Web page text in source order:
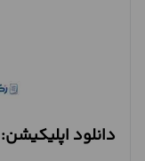
دانلود اپلیکیشن: